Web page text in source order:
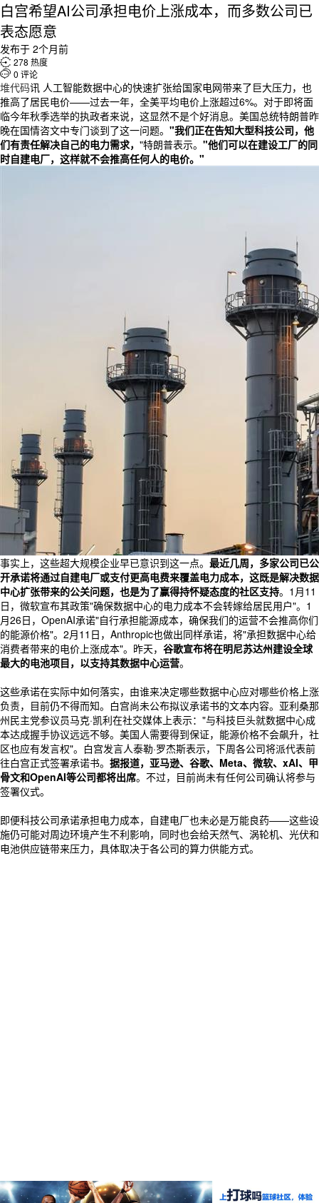
白宫希望AI公司承担电价上涨成本，而多数公司已
表态愿意
发布于 2个月前
 278 热度
 0 评论
堆代码讯 人工智能数据中心的快速扩张给国家电网带来了巨大压力，也
推高了居民电价——过去一年，全美平均电价上涨超过6%。对于即将面
临今年秋季选举的执政者来说，这显然不是个好消息。美国总统特朗普昨
晚在国情咨文中专门谈到了这一问题。 "我们正在告知大型科技公司，他
们有责任解决自己的电力需求， "特朗普表示。 "他们可以在建设工厂的同
时自建电厂，这样就不会推高任何人的电价。"
事实上，这些超大规模企业早已意识到这一点。 最近几周，多家公司已公
开承诺将通过自建电厂或支付更高电费来覆盖电力成本，这既是解决数据
中心扩张带来的公关问题，也是为了赢得持怀疑态度的社区支持。1月11
日，微软宣布其政策"确保数据中心的电力成本不会转嫁给居民用户"。1
月26日，OpenAI承诺"自行承担能源成本，确保我们的运营不会推高你们
的能源价格"。2月11日，Anthropic也做出同样承诺，将"承担数据中心给
消费者带来的电价上涨成本"。昨天， 谷歌宣布将在明尼苏达州建设全球
最大的电池项目，以支持其数据中心运营。
这些承诺在实际中如何落实，由谁来决定哪些数据中心应对哪些价格上涨
负责，目前仍不得而知。白宫尚未公布拟议承诺书的文本内容。亚利桑那
州民主党参议员马克·凯利在社交媒体上表示："与科技巨头就数据中心成
本达成握手协议远远不够。美国人需要得到保证，能源价格不会飙升，社
区也应有发言权"。白宫发言人泰勒·罗杰斯表示，下周各公司将派代表前
往白宫正式签署承诺书。 据报道，亚马逊、谷歌、Meta、微软、xAI、甲
骨文和OpenAI等公司都将出席。不过，目前尚未有任何公司确认将参与
签署仪式。
即便科技公司承诺承担电力成本，自建电厂也未必是万能良药——这些设
施仍可能对周边环境产生不利影响，同时也会给天然气、涡轮机、光伏和
电池供应链带来压力，具体取决于各公司的算力供能方式。